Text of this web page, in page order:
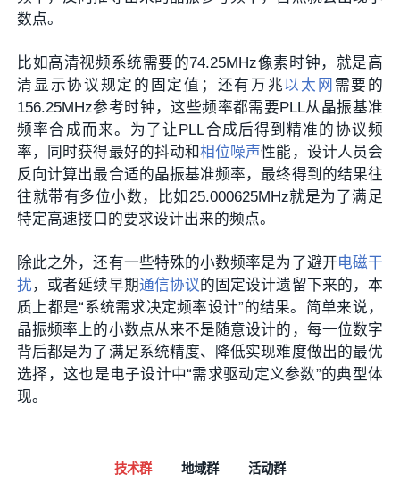
数点。
比如高清视频系统需要的74.25MHz像素时钟，就是高
清显示协议规定的固定值；还有万兆以太网 需要的
156.25MHz参考时钟，这些频率都需要PLL从晶振基准
频率合成而来。为了让PLL合成后得到精准的协议频
率，同时获得最好的抖动和相位噪声性能，设计人员会
反向计算出最合适的晶振基准频率，最终得到的结果往
往就带有多位小数，比如25.000625MHz就是为了满足
特定高速接口的要求设计出来的频点。
除此之外，还有一些特殊的小数频率是为了避开电磁干
扰 ，或者延续早期通信协议的固定设计遗留下来的，本
质上都是“系统需求决定频率设计”的结果。简单来说，
晶振频率上的小数点从来不是随意设计的，每一位数字
背后都是为了满足系统精度、降低实现难度做出的最优
选择，这也是电子设计中“需求驱动定义参数”的典型体
现。
技术群 地域群 活动群